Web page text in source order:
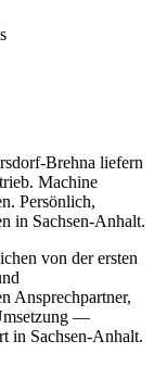
Brehna liefern
Machine
Persönlich,
in Sachsen-Anhalt.
von der ersten
Ansprechpartner,
—
in Sachsen-Anhalt.